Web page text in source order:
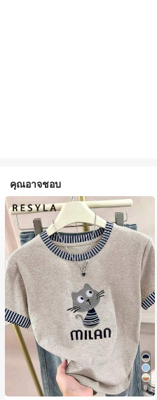
คุณอาจชอบ
6